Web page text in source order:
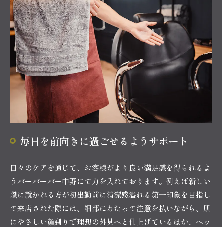
毎日を前向きに過ごせるようサポート
日々のケアを通じて、お客様がより良い満足感を得られるよ
うバーバーバー中野にて力を入れております。例えば新しい
職に就かれる方が初出勤前に清潔感溢れる第一印象を目指し
て来店された際には、細部にわたって注意を払いながら、肌
にやさしい顔剃りで理想の外見へと仕上げているほか、ヘッ